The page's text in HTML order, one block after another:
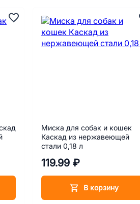
Миска для собак и кошек
Каскад из нержавеющей
стали 0,18 л
119.99 ₽
В корзину